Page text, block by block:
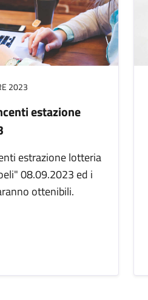
2023
estazione
estrazione lotteria
08.09.2023 ed i
ottenibili.